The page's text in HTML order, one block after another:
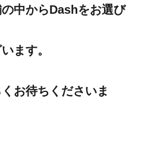
中からDashをお選び
ます。
お待ちくださいま